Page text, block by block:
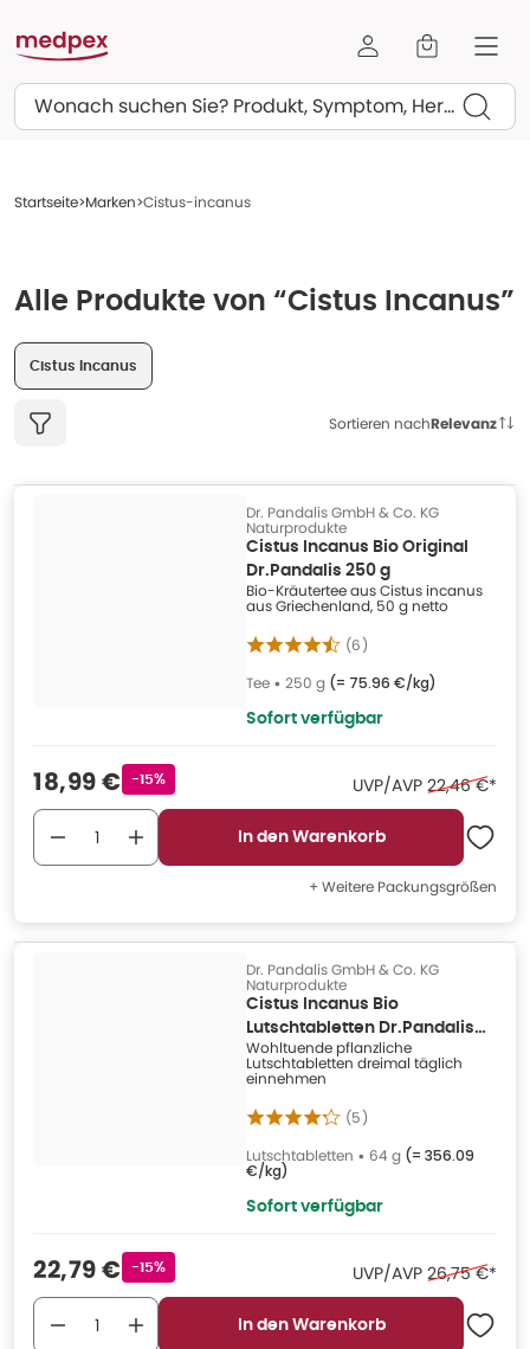
Suchen
Startseite Marken Cistus-incanus
Alle Produkte von “Cistus Incanus”
Cistus Incanus
Sortieren nachRelevanz
Dr. Pandalis GmbH & Co. KG
Naturprodukte
Cistus Incanus Bio Original
Dr.Pandalis 250 g
Bio-Kräutertee aus Cistus incanus
aus Griechenland, 50 g netto
(6)
Tee • 250 g (= 75.96 €/kg)
Sofort verfügbar
Verkaufspreis
18,99 € Rabattstempel
-15% UVP/AVP Ehemaliger
22,46 €*
In den Warenkorb
+ Weitere Packungsgrößen
Dr. Pandalis GmbH & Co. KG
Naturprodukte
Cistus Incanus Bio
Lutschtabletten Dr.Pandalis
64 g
Wohltuende pflanzliche
Lutschtabletten dreimal täglich
einnehmen
(5)
Lutschtabletten • 64 g (= 356.09
€/kg)
Sofort verfügbar
Verkaufspreis
22,79 € Rabattstempel
-15% UVP/AVP Ehemaliger
26,75 €*
In den Warenkorb